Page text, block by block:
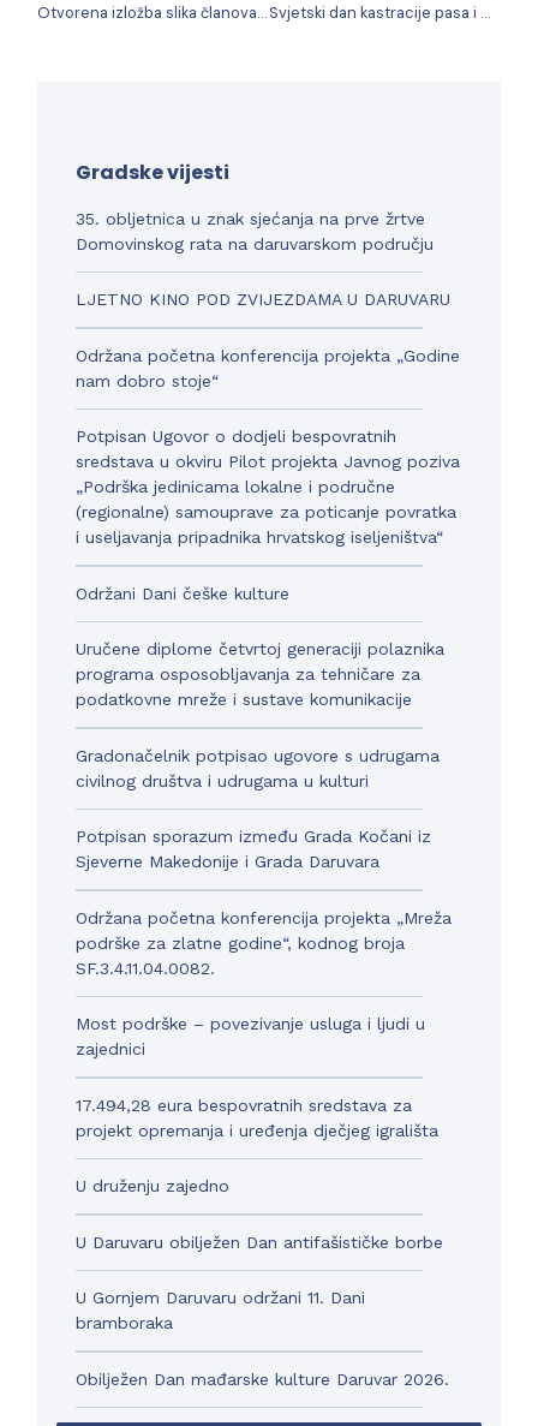
Otvorena izložba slika članova Likovne grupe DA i pridruženih članova “Čudesna moć boja” Svjetski dan kastracije pasa i mačaka obilježava se ove godine 27.02.2024.
Gradske vijesti
35. obljetnica u znak sjećanja na prve žrtve
Domovinskog rata na daruvarskom području
LJETNO KINO POD ZVIJEZDAMA U DARUVARU
Održana početna konferencija projekta „Godine
nam dobro stoje“
Potpisan Ugovor o dodjeli bespovratnih
sredstava u okviru Pilot projekta Javnog poziva
„Podrška jedinicama lokalne i područne
(regionalne) samouprave za poticanje povratka
i useljavanja pripadnika hrvatskog iseljeništva“
Održani Dani češke kulture
Uručene diplome četvrtoj generaciji polaznika
programa osposobljavanja za tehničare za
podatkovne mreže i sustave komunikacije
Gradonačelnik potpisao ugovore s udrugama
civilnog društva i udrugama u kulturi
Potpisan sporazum između Grada Kočani iz
Sjeverne Makedonije i Grada Daruvara
Održana početna konferencija projekta „Mreža
podrške za zlatne godine“, kodnog broja
SF.3.4.11.04.0082.
Most podrške – povezivanje usluga i ljudi u
zajednici
17.494,28 eura bespovratnih sredstava za
projekt opremanja i uređenja dječjeg igrališta
U druženju zajedno
U Daruvaru obilježen Dan antifašističke borbe
U Gornjem Daruvaru održani 11. Dani
bramboraka
Obilježen Dan mađarske kulture Daruvar 2026.